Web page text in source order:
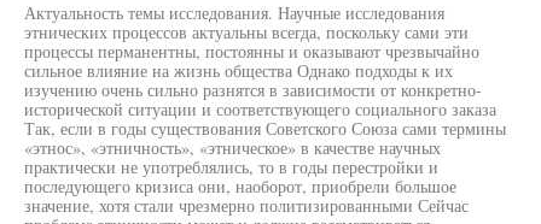
Актуальность темы исследования. Научные исследования
этнических процессов актуальны всегда, поскольку сами эти
процессы перманентны, постоянны и оказывают чрезвычайно
сильное влияние на жизнь общества Однако подходы к их
изучению очень сильно разнятся в зависимости от конкретно-
исторической ситуации и соответствующего социального заказа
Так, если в годы существования Советского Союза сами термины
«этнос», «этничность», «этническое» в качестве научных
практически не употреблялись, то в годы перестройки и
последующего кризиса они, наоборот, приобрели большое
значение, хотя стали чрезмерно политизированными Сейчас